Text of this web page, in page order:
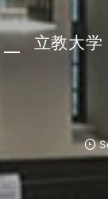
立教大